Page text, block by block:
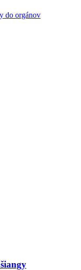
do orgánov